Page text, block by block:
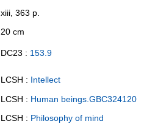
xiii, 363 p.
20 cm
DC23 : 153.9
LCSH : Intellect
LCSH : Human beings.GBC324120
LCSH : Philosophy of mind